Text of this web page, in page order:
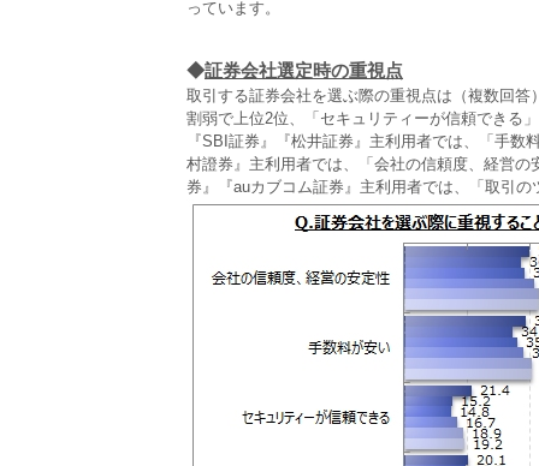
っています。
◆証券会社選定時の重視点
取引する証券会社を選ぶ際の重視点は（複数回
割弱で上位2位、「セキュリティーが信頼できる
『SBI証券』『松井証券』主利用者では、「手
村證券』主利用者では、「会社の信頼度、経営
券』『auカブコム証券』主利用者では、「取引